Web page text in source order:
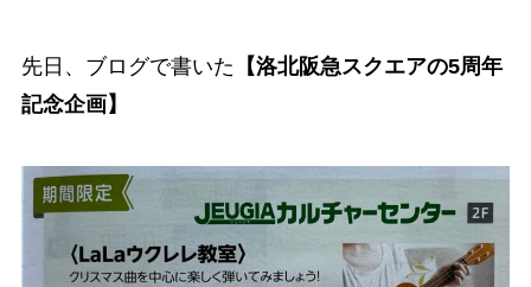
先日、ブログで書いた 【洛北阪急スクエアの5周年
記念企画】